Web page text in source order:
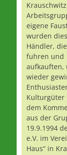
eigene
wurden
Händler,
fuhren und
aufkauften,
wieder
Kulturgüter
dem
aus der
19.9.1994
e.V. im
Haus“ in